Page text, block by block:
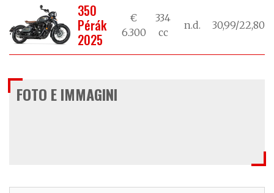
350
Pérák
2025
€
6.300
334
cc
n.d. 30,99/22,80
FOTO E IMMAGINI